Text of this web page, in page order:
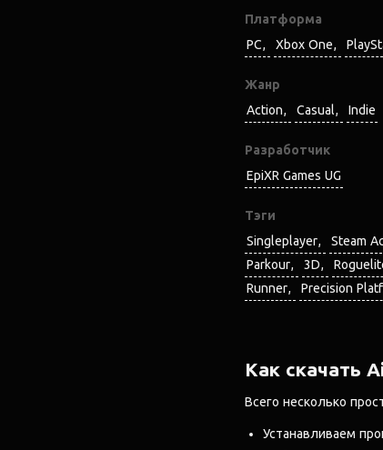
Платформа
PC
Xbox One
Жанр
Action
Casual Indie
Разработчик
EpiXR Games UG
Тэги
Singleplayer
Steam
Parkour
3D
Runner
Precision
Как скачать
Всего несколько
Устанавливаем